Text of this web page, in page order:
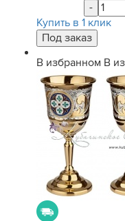
-
Купить в 1 клик
В избранном В